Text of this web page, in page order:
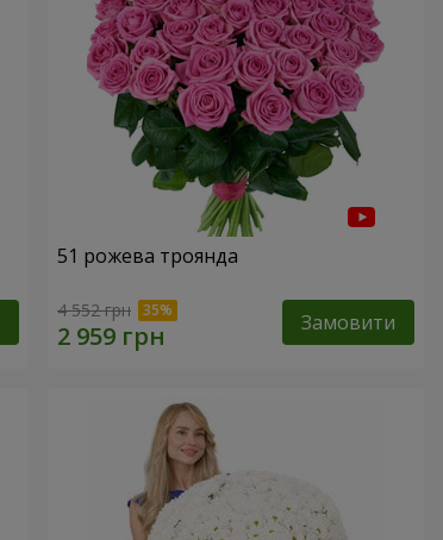
51 рожева троянда
4 552 грн Замовити